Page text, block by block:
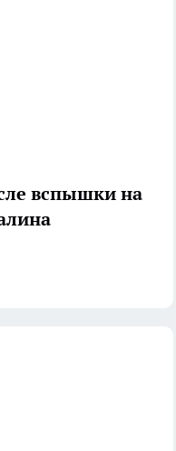
вспышки на